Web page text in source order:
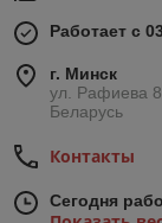
Работает с
г. Минск
ул. Рафиева
Беларусь
Контакты
Сегодня